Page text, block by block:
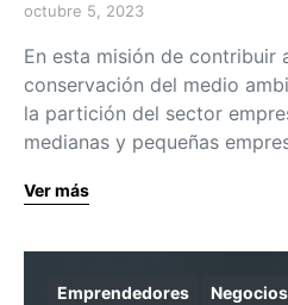
octubre 5, 2023
En esta misión de contribuir
conservación del medio
la partición del sector
medianas y pequeñas
Ver más
Emprendedores